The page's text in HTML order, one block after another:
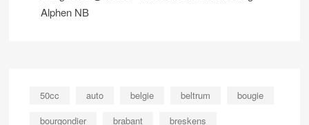
Alphen NB
50cc auto belgie beltrum
bougie
bourgondier
brabant
breskens